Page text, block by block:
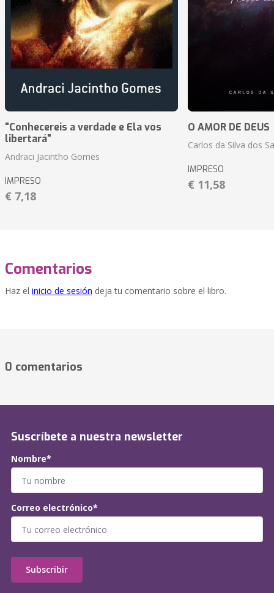
"Conhecereis a verdade e Ela vos
libertará"
Andraci Jacintho Gomes
IMPRESO
€ 7,18
O AMOR DE DEUS
Carlos da Silva dos
IMPRESO
€ 11,58
Comentarios
Haz el inicio de sesión deja tu comentario sobre el libro.
0 comentarios
Suscríbete a nuestra newsletter
Nombre*
Correo electrónico*
Subscribir